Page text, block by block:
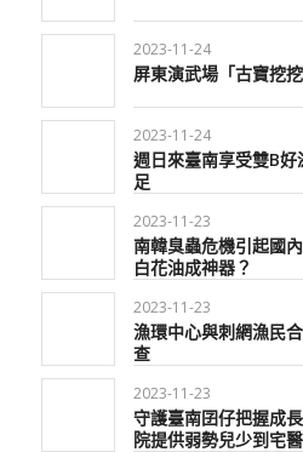
2023-11-24
屏東演武場「古寶挖
2023-11-24
週日來臺南享受雙B
足
2023-11-23
南韓臭蟲危機引起國
白花油成神器？
2023-11-23
漁環中心與刺網漁民
查
2023-11-23
守護臺南囝仔把握成
院提供弱勢兒少到宅